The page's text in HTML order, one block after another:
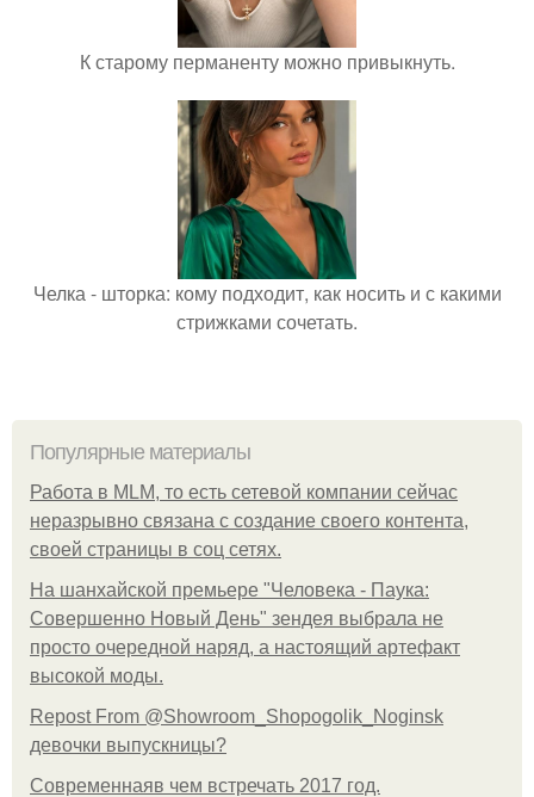
К старому перманенту можно привыкнуть.
Челка - шторка: кому подходит, как носить и с какими
стрижками сочетать.
Популярные материалы
Работа в MLM, то есть сетевой компании сейчас
неразрывно связана с создание своего контента,
своей страницы в соц сетях.
На шанхайской премьере "Человека - Паука:
Совершенно Новый День" зендея выбрала не
просто очередной наряд, а настоящий артефакт
высокой моды.
Repost From @Showroom_Shopogolik_Noginsk
девочки выпускницы?
Современнаяв чем встречать 2017 год.